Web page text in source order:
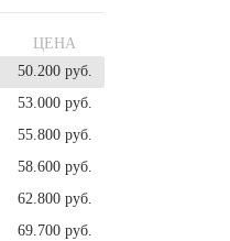
ЦЕНА
50.200 руб.
53.000 руб.
55.800 руб.
58.600 руб.
62.800 руб.
69.700 руб.